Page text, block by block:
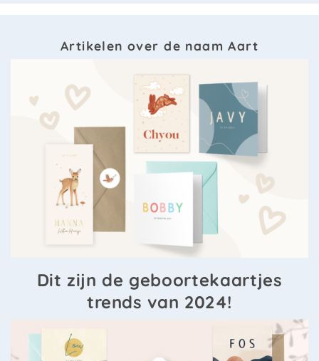
Artikelen over de naam Aart
Dit zijn de geboortekaartjes
trends van 2024!